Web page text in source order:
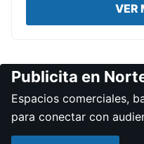
VER
Publicita en
Espacios comerciales,
para conectar con